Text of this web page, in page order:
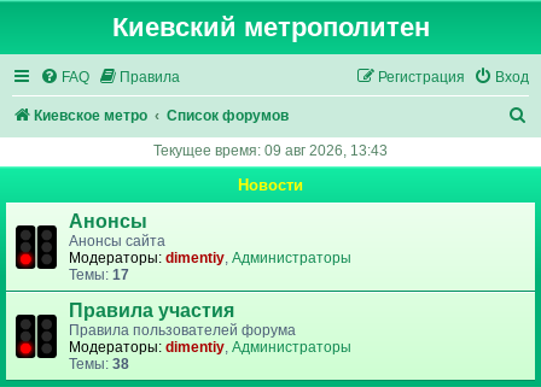
Киевский метрополитен
FAQ Правила Вход
Регистрация
Киевское метро Список форумов
Текущее время: 09 авг 2026, 13:43
Новости
Анонсы
Анонсы сайта
Модераторы: dimentiy, Администраторы
Темы: 17
Правила участия
Правила пользователей форума
Модераторы: dimentiy, Администраторы
Темы: 38